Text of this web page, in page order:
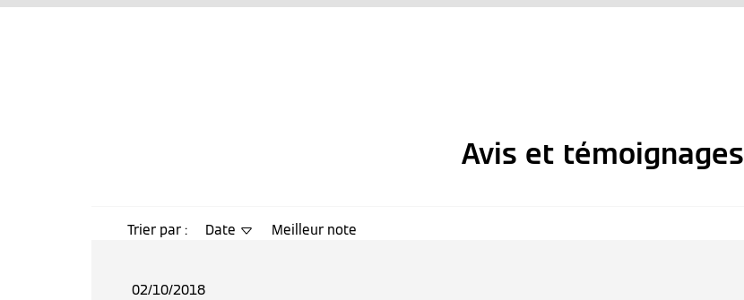
Avis et témoignages
Trier par : Date Meilleur note
02/10/2018